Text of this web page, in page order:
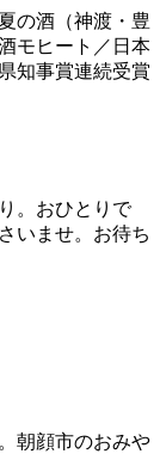
の酒（神渡・豊
モヒート／日本
知事賞連続受賞
。おひとりで
いませ。お待ち
朝顔市のおみや